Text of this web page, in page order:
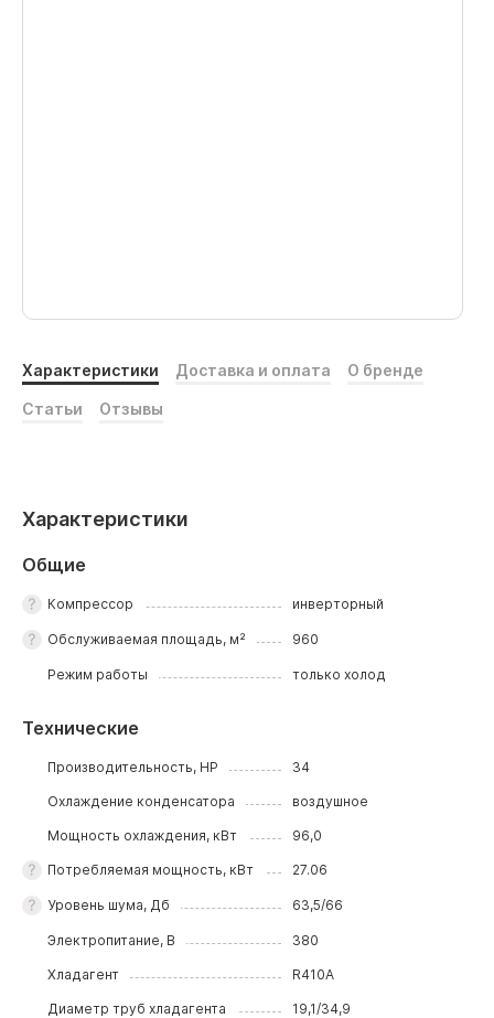
Характеристики Доставка и оплата О бренде
Статьи Отзывы
Характеристики
Общие
Компрессор инверторный
Обслуживаемая площадь, м² 960
Режим работы только холод
Технические
Производительность, HP 34
Охлаждение конденсатора воздушное
Мощность охлаждения, кВт 96,0
Потребляемая мощность, кВт 27.06
Уровень шума, Дб 63,5/66
Электропитание, В 380
Хладагент R410A
Диаметр труб хладагента 19,1/34,9